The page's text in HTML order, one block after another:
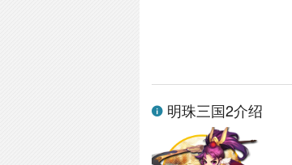
明珠三国2介绍